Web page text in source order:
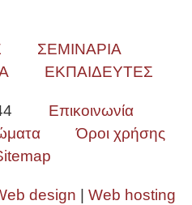
ΣΕΜΙΝΑΡΙΑ
ΕΚΠΑΙΔΕΥΤΕΣ
Επικοινωνία
Όροι χρήσης
design Web hosting